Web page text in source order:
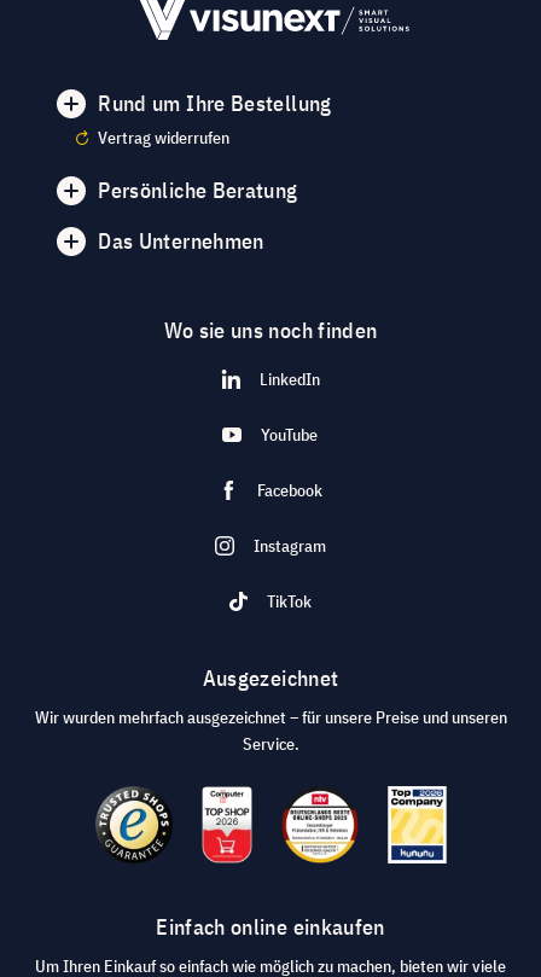
Rund um Ihre Bestellung
Vertrag widerrufen
Persönliche Beratung
Das Unternehmen
Wo sie uns noch finden
LinkedIn
YouTube
Facebook
Instagram
TikTok
Ausgezeichnet
Wir wurden mehrfach ausgezeichnet – für unsere Preise und unseren
Service.
Einfach online einkaufen
Um Ihren Einkauf so einfach wie möglich zu machen, bieten wir viele